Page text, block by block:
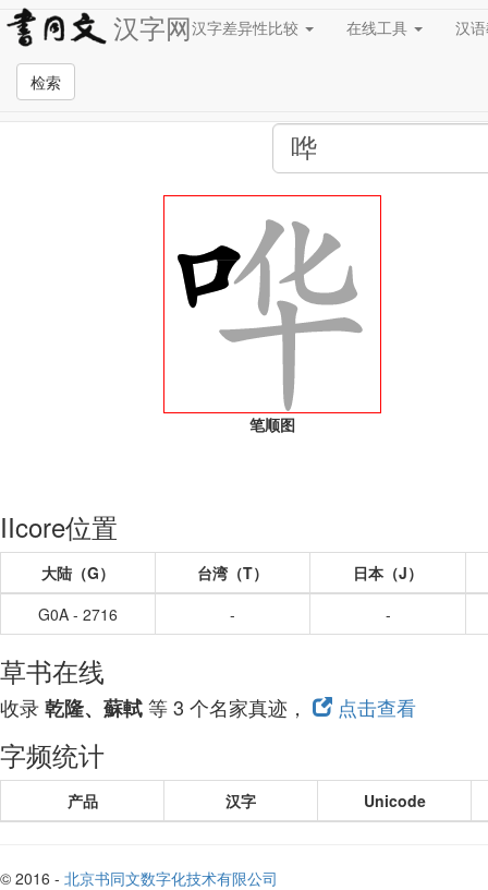
汉字网汉字差异性比较 在线工具 汉
检索
全站检索页面
笔顺图
IIcore位置
大陆（G） 台湾（T）
日本（J）
G0A - 2716
- -
草书在线
收录乾隆、蘇軾等 3 个名家真迹， 点击查看
字频统计
产品 汉字 Unicode
© 2016 - 北京书同文数字化技术有限公司